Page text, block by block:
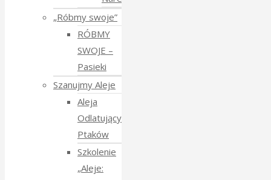
„Róbmy swoje”
RÓBMY
SWOJE –
Pasieki
Szanujmy Aleje
Aleja
Odlatujących
Ptaków
Szkolenie
„Aleje: